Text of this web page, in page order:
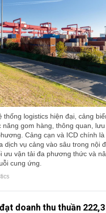
thống logistics hiện đại, cảng
năng gom hàng, thông quan,
Cảng cạn và ICD chính
dịch vụ cảng vào sâu trong nội
ưu vận tải đa phương thức và
cung ứng.
doanh thu thuần